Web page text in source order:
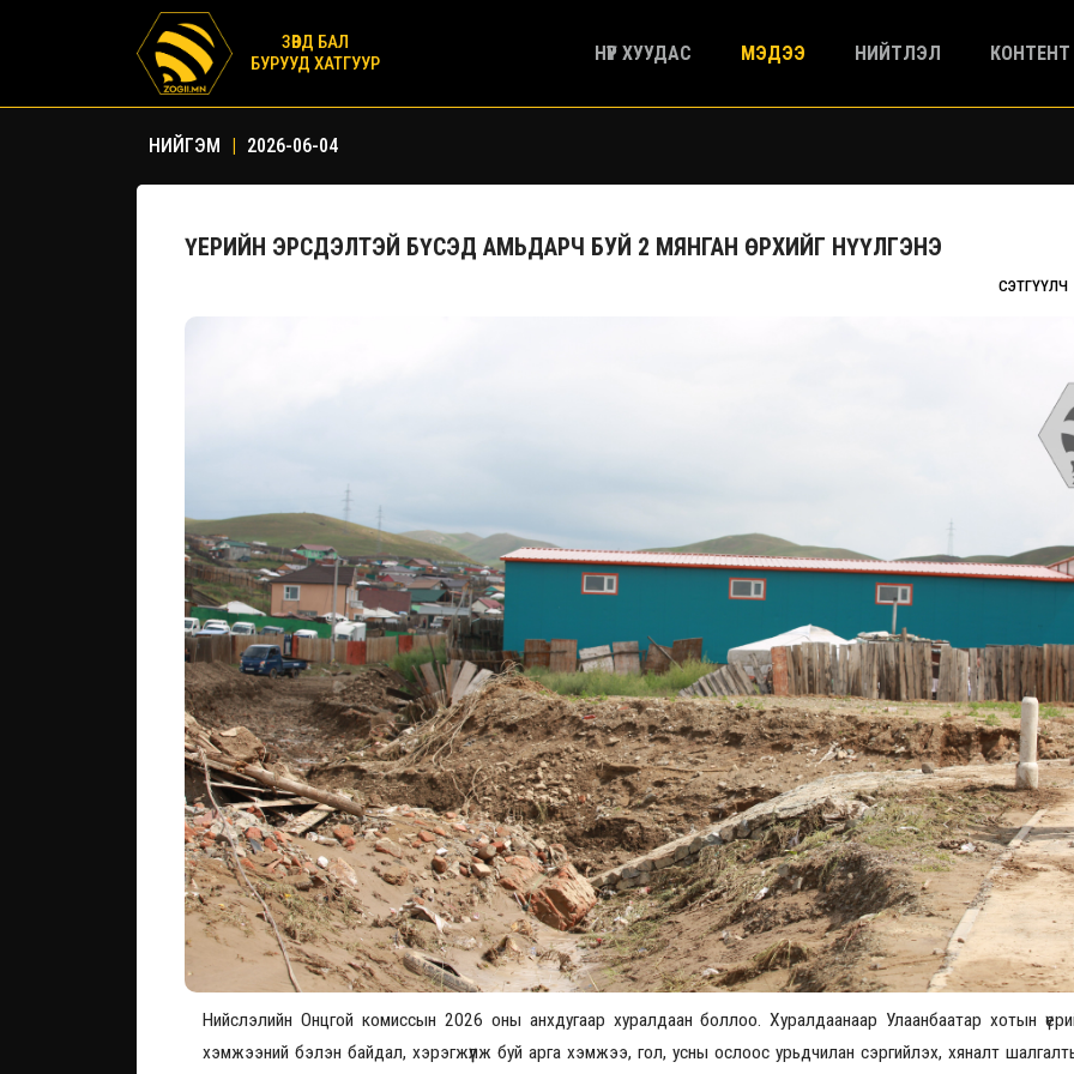
ЗӨВД БАЛ
БУРУУД ХАТГУУР
НҮҮР ХУУДАС МЭДЭЭ НИЙТЛЭЛ КОНТЕНТ
НИЙГЭМ | 2026-06-04
ҮЕРИЙН ЭРСДЭЛТЭЙ БҮСЭД АМЬДАРЧ БУЙ 2 МЯНГАН ӨРХИЙГ НҮҮЛГЭНЭ
СЭТГҮҮЛЧ
Нийслэлийн Онцгой комиссын 2026 оны анхдугаар хуралдаан боллоо. Хуралдаанаар Улаанбаатар хотын
хэмжээний бэлэн байдал, хэрэгжүүлж буй арга хэмжээ, гол, усны ослоос урьдчилан сэргийлэх, хяналт
Үзвэрийн хувиарууд